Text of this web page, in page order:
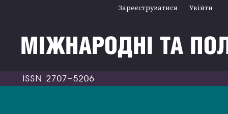
Зареєструватися Увійти